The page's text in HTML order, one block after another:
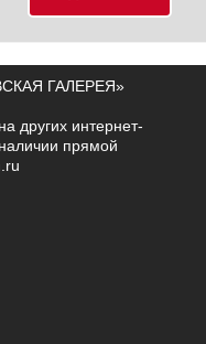
ГАЛЕРЕЯ»
других интернет-
прямой